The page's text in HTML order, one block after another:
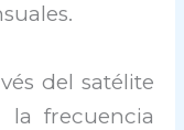
del satélite
la frecuencia